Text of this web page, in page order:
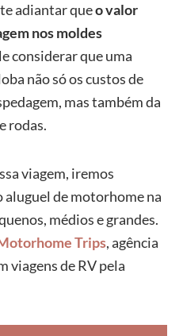
adiantar queo valor
nos moldes
considerar que uma
não só os custos de
mas também da
rodas.
viagem, iremos
de motorhome na
médios e grandes.
Trips, agência
viagens de RV pela